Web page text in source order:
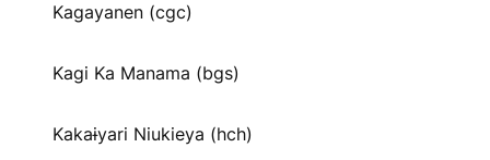
Kagayanen (cgc)
Kagi Ka Manama (bgs)
Kakaɨyari Niukieya (hch)